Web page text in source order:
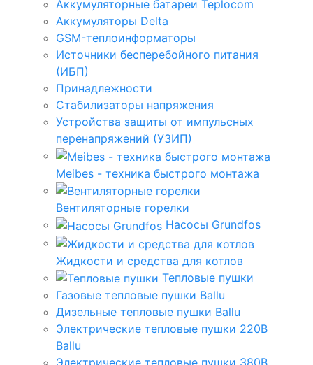
Аккумуляторные батареи Teplocom
Аккумуляторы Delta
GSM-теплоинформаторы
Источники бесперебойного питания
(ИБП)
Принадлежности
Стабилизаторы напряжения
Устройства защиты от импульсных
перенапряжений (УЗИП)
Meibes - техника быстрого монтажа
Вентиляторные горелки
Насосы Grundfos
Жидкости и средства для котлов
Тепловые пушки
Газовые тепловые пушки Ballu
Дизельные тепловые пушки Ballu
Электрические тепловые пушки 220В
Ballu